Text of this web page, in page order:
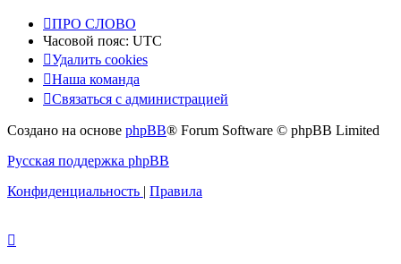
ПРО СЛОВО
Часовой пояс: UTC
Удалить cookies
Наша команда
Связаться с администрацией
Создано на основе phpBB® Forum Software © phpBB Limited
Русская поддержка phpBB
Конфиденциальность
Правила